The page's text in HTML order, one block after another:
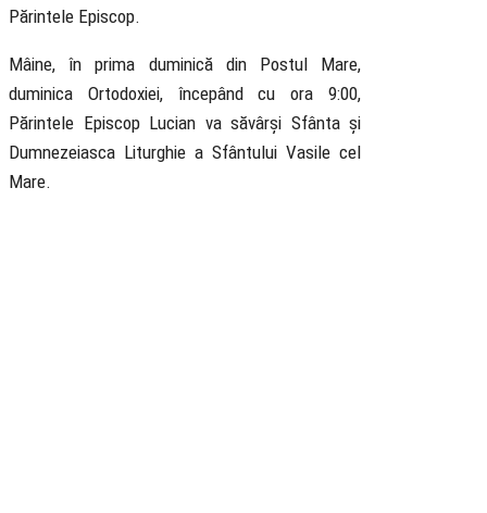
Părintele Episcop.
Mâine, în prima duminică din Postul Mare,
duminica Ortodoxiei, începând cu ora 9:00,
Părintele Episcop Lucian va săvârși Sfânta și
Dumnezeiasca Liturghie a Sfântului Vasile cel
Mare.